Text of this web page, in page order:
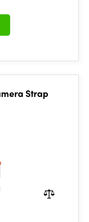
Strap